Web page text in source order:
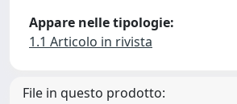
Appare nelle tipologie:
1.1 Articolo in rivista
File in questo prodotto: